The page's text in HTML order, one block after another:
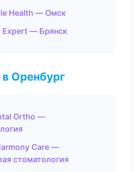
Health — Омск
Expert — Брянск
Оренбург
Ortho —
Care —
стоматология